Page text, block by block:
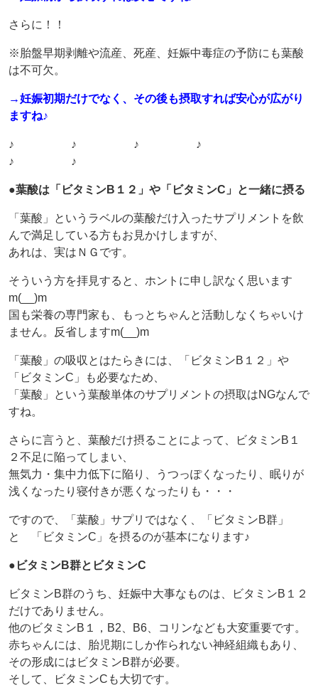
さらに！！
※胎盤早期剥離や流産、死産、妊娠中毒症の予防にも葉酸
は不可欠。
→妊娠初期だけでなく、その後も摂取すれば安心が広がり
ますね♪
♪ ♪ ♪ ♪
♪ ♪
●葉酸は「ビタミンB１２」や「ビタミンC」と一緒に摂る
「葉酸」というラベルの葉酸だけ入ったサプリメントを飲
んで満足している方もお見かけしますが、
あれは、実はＮＧです。
そういう方を拝見すると、ホントに申し訳なく思います
m(__)m
国も栄養の専門家も、もっとちゃんと活動しなくちゃいけ
ません。反省しますm(__)m
「葉酸」の吸収とはたらきには、「ビタミンB１２」や
「ビタミンC」も必要なため、
「葉酸」という葉酸単体のサプリメントの摂取はNGなんで
すね。
さらに言うと、葉酸だけ摂ることによって、ビタミンB１
２不足に陥ってしまい、
無気力・集中力低下に陥り、うつっぽくなったり、眠りが
浅くなったり寝付きが悪くなったりも・・・
ですので、「葉酸」サプリではなく、「ビタミンB群」
と 「ビタミンC」を摂るのが基本になります♪
●ビタミンB群とビタミンC
ビタミンB群のうち、妊娠中大事なものは、ビタミンB１２
だけでありません。
他のビタミンB１，B2、B6、コリンなども大変重要です。
赤ちゃんには、胎児期にしか作られない神経組織もあり、
その形成にはビタミンB群が必要。
そして、ビタミンCも大切です。